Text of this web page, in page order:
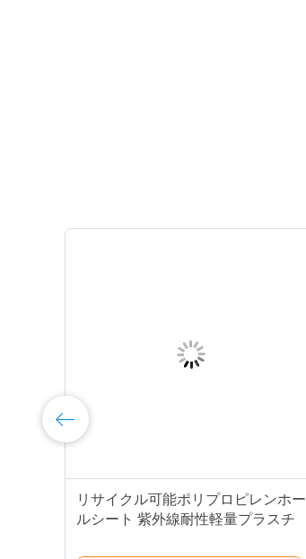
リサイクル可能ポリプロピレンホー
ルシート 紫外線耐性軽量プラスチ